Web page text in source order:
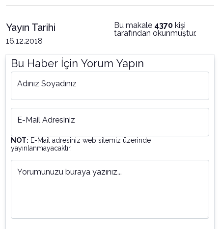
Yayın Tarihi
16.12.2018
Bu makale 4370 kişi
tarafından okunmuştur.
Bu Haber İçin Yorum Yapın
Adınız Soyadınız
E-Mail Adresiniz
NOT: E-Mail adresiniz web sitemiz üzerinde
yayınlanmayacaktır.
Yorumunuzu buraya yazınız...